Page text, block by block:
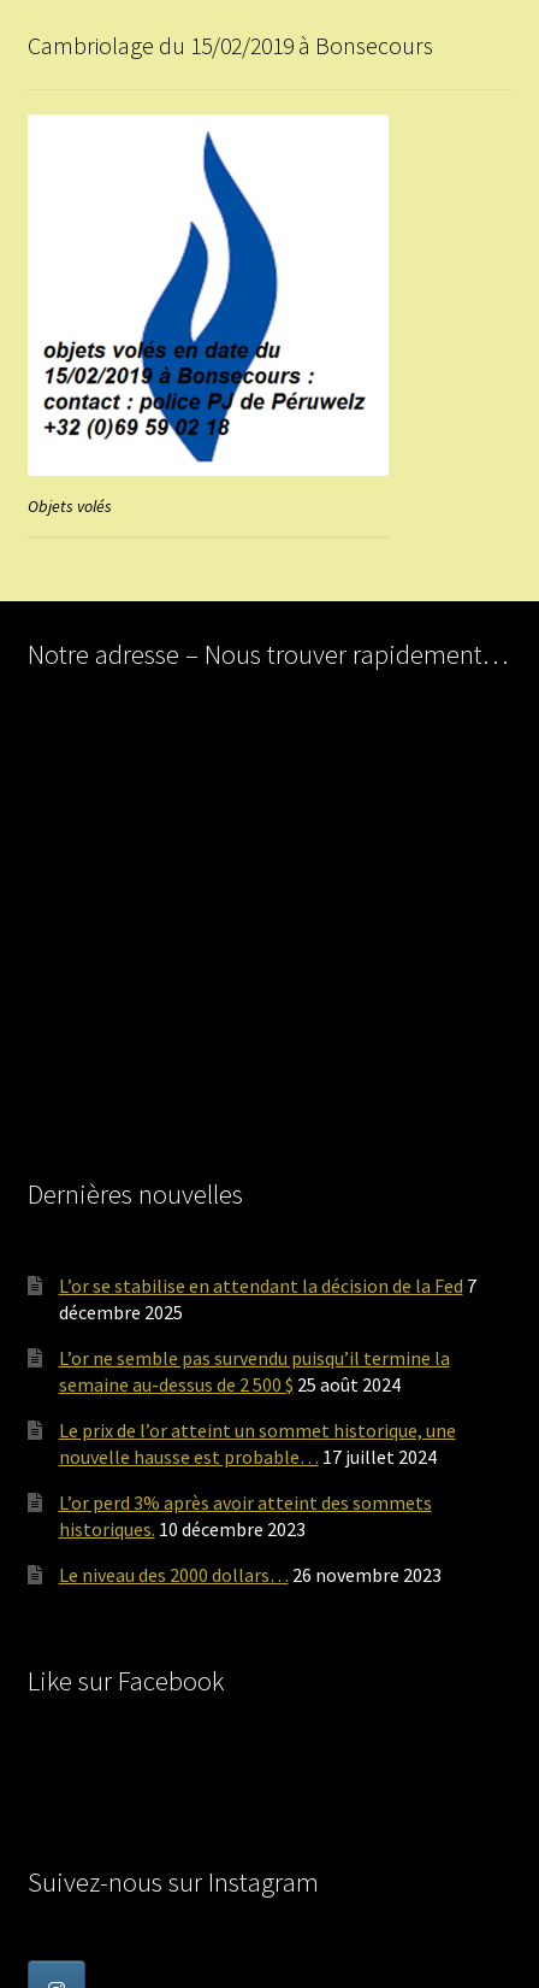
Cambriolage du 15/02/2019 à Bonsecours
Objets volés
Notre adresse – Nous trouver rapidement…
Dernières nouvelles
L’or se stabilise en attendant la décision de la Fed 7
décembre 2025
L’or ne semble pas survendu puisqu’il termine la
semaine au-dessus de 2 500 $ 25 août 2024
Le prix de l’or atteint un sommet historique, une
nouvelle hausse est probable… 17 juillet 2024
L’or perd 3% après avoir atteint des sommets
historiques. 10 décembre 2023
Le niveau des 2000 dollars… 26 novembre 2023
Like sur Facebook
Suivez-nous sur Instagram